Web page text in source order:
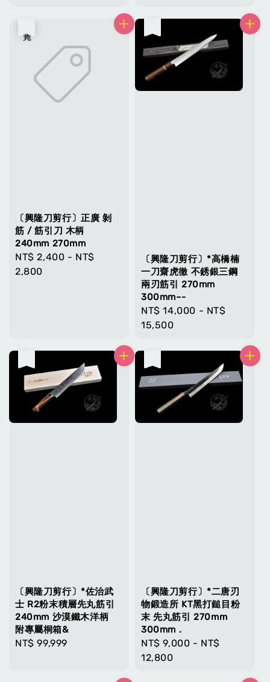
〔興隆刀剪行〕正廣 剝
筋 / 筋引刀 木柄
240mm 270mm
Regular
price
NT$ 2,400 - NT$
2,800
〔興隆刀剪行〕*高橋楠
一刀齋虎徹 不銹銀三鋼
兩刃筋引 270mm
300mm~-
Regular
price
NT$ 14,000 - NT$
15,500
〔興隆刀剪行〕*佐治武
士 R2粉末積層先丸筋引
240mm 沙漠鐵木洋柄
附專屬桐箱&
Regular
NT$ 99,999
〔興隆刀剪行〕*二唐刃
物鍛造所 KT黑打鎚目粉
末 先丸筋引 270mm
300mm .
Regular
price
NT$ 9,000 - NT$
12,800